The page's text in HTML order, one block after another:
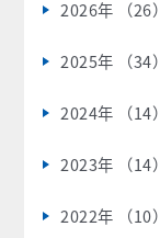
2026年 （26）
2025年 （34）
2024年 （14）
2023年 （14）
2022年 （10）